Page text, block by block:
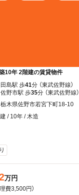
10年 2階建の賃貸物件
田島駅 歩41分 （東武佐野線）
佐野市駅 歩35分 （東武佐野線）
栃木県佐野市若宮下町18-10
/ 10年 / 木造
万円
理費3,500円）